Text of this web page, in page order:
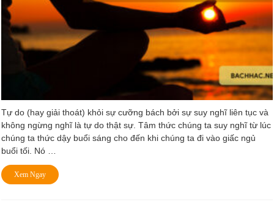
Tự do (hay giải thoát) khỏi sự cưỡng bách bởi sự suy nghĩ liên tục và
không ngừng nghĩ là tự do thật sự. Tâm thức chúng ta suy nghĩ từ lúc
chúng ta thức dậy buổi sáng cho đến khi chúng ta đi vào giấc ngủ
buổi tối. Nó …
Xem Ngay